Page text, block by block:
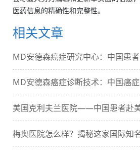
医药信息的精确性和完整性。
相关文章